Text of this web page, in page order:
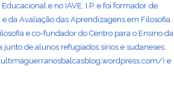
e no IAVE, I.P. e foi formador de
da Avaliação das Aprendizagens em Filosofia.
e co-fundador do Centro para o Ensino da
de alunos refugiados sírios e sudaneses.
) e